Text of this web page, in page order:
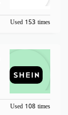
Used 153 times
Used 108 times